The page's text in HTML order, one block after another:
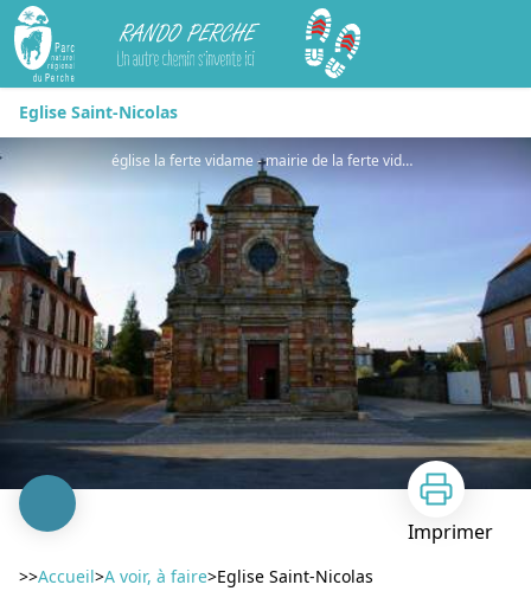
Rando Perche
Eglise Saint-Nicolas
église la ferte vidame - mairie de la ferte vidame
Imprimer
>>Accueil>A voir, à faire>Eglise Saint-Nicolas